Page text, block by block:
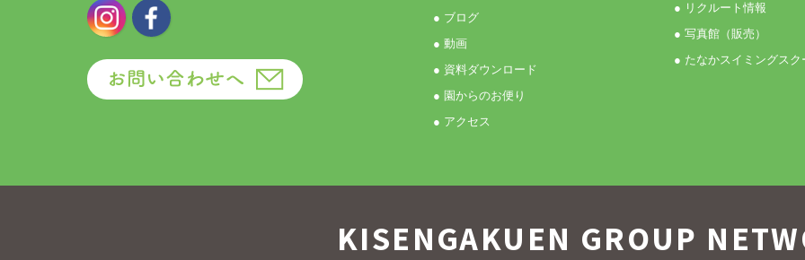
● ブログ
● 動画
● 資料ダウンロード
● 園からのお便り
● アクセス
● リクルート情報
● 写真館（販売）
● たなかスイミングスク
KISENGAKUEN GROUP